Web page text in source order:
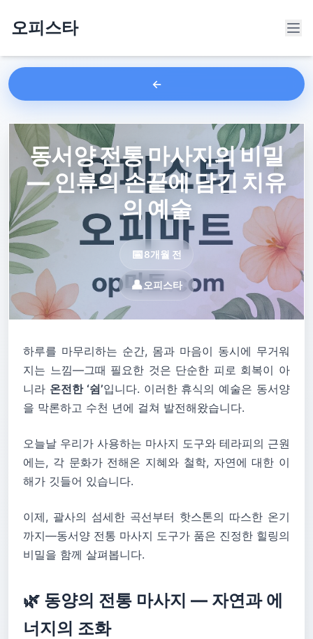
오피스타
동서양 전통 마사지의 비밀
— 인류의 손끝에 담긴 치유
의 예술
8개월 전
오피스타
하루를 마무리하는 순간, 몸과 마음이 동시에 무거워
지는 느낌—그때 필요한 것은 단순한 피로 회복이 아
니라 온전한 ‘쉼’입니다. 이러한 휴식의 예술은 동서양
을 막론하고 수천 년에 걸쳐 발전해왔습니다.
오늘날 우리가 사용하는 마사지 도구와 테라피의 근원
에는, 각 문화가 전해온 지혜와 철학, 자연에 대한 이
해가 깃들어 있습니다.
이제, 괄사의 섬세한 곡선부터 핫스톤의 따스한 온기
까지—동서양 전통 마사지 도구가 품은 진정한 힐링의
비밀을 함께 살펴봅니다.
🌿 동양의 전통 마사지 — 자연과 에
너지의 조화